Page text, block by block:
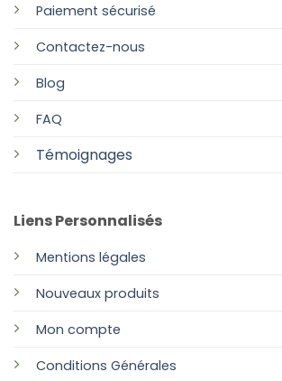
Paiement sécurisé
Contactez-nous
Blog
FAQ
Témoignages
Liens Personnalisés
Mentions légales
Nouveaux produits
Mon compte
Conditions Générales